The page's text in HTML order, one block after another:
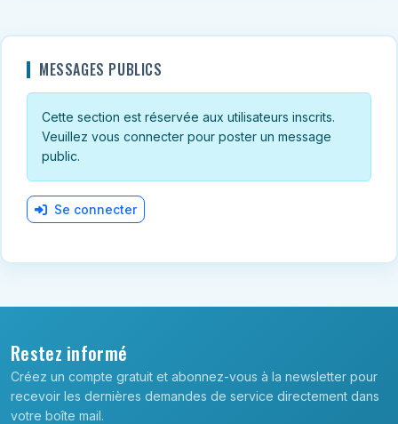
MESSAGES PUBLICS
Cette section est réservée aux utilisateurs inscrits.
Veuillez vous connecter pour poster un message
public.
Se connecter
Restez informé
Créez un compte gratuit et abonnez-vous à la newsletter pour
recevoir les dernières demandes de service directement dans
votre boîte mail.